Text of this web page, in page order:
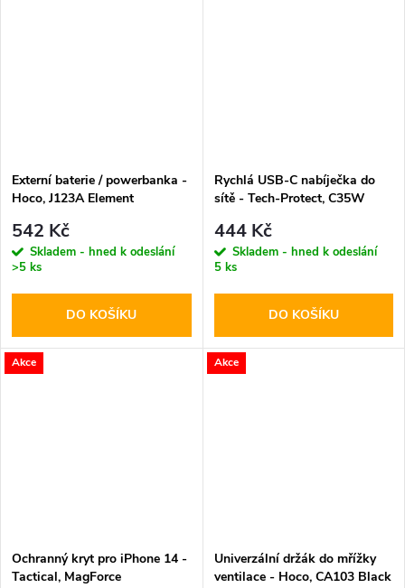
Externí baterie / powerbanka -
Hoco, J123A Element
542 Kč
Skladem - hned k odeslání
>5 ks
DO KOŠÍKU
Rychlá USB-C nabíječka do
sítě - Tech-Protect, C35W
444 Kč
Skladem - hned k odeslání
5 ks
DO KOŠÍKU
Akce
Ochranný kryt pro iPhone 14 -
Tactical, MagForce
Akce
Univerzální držák do mřížky
ventilace - Hoco, CA103 Black